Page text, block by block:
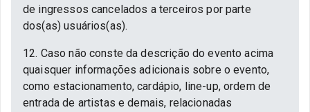
de ingressos cancelados a terceiros por parte
dos(as) usuários(as).
12. Caso não conste da descrição do evento acima
quaisquer informações adicionais sobre o evento,
como estacionamento, cardápio, line-up, ordem de
entrada de artistas e demais, relacionadas